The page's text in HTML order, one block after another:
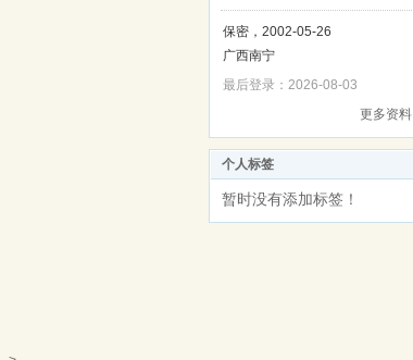
保密，2002-05-26
广西南宁
最后登录：2026-08-03
更多资料
个人标签
暂时没有添加标签！